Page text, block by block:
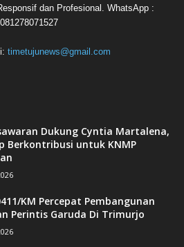
dan Profesional. WhatsApp :
081278071527
timetujunews@gmail.com
Dukung Cyntia Martalena,
Berkontribusi untuk KNMP
KM Percepat Pembangunan
Perintis Garuda Di Trimurjo